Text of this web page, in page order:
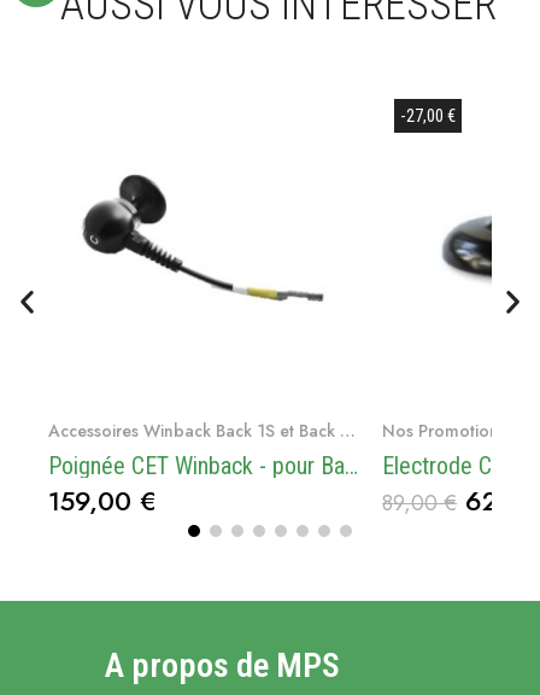
Voir le produit Accessoires Winback Back 1S et Back 3SE
Poignée CET Winback - pour Back 1S et Back 3SE (Capacitive - embout jaune)
159,00 €
Voir le
-27,00 €
Nos Promotions
89,00 €
A propos de MPS